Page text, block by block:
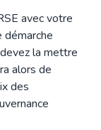
avec votre
démarche
la mettre
alors de
des